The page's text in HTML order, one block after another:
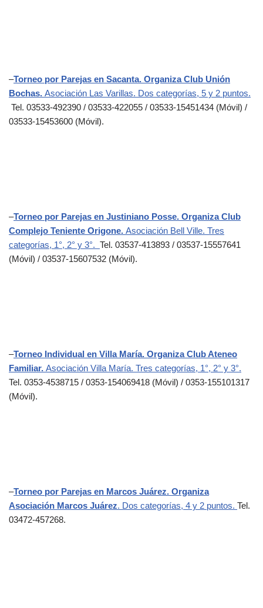
–Torneo por Parejas en Sacanta. Organiza Club Unión
Bochas. Asociación Las Varillas. Dos categorías, 5 y 2 puntos.
Tel. 03533-492390 / 03533-422055 / 03533-15451434 (Móvil) /
03533-15453600 (Móvil).
–Torneo por Parejas en Justiniano Posse. Organiza Club
Complejo Teniente Origone. Asociación Bell Ville. Tres
categorías, 1°, 2° y 3°. Tel. 03537-413893 / 03537-15557641
(Móvil) / 03537-15607532 (Móvil).
–Torneo Individual en Villa María. Organiza Club Ateneo
Familiar. Asociación Villa María. Tres categorías, 1°, 2° y 3°.
Tel. 0353-4538715 / 0353-154069418 (Móvil) / 0353-155101317
(Móvil).
–Torneo por Parejas en Marcos Juárez. Organiza
Asociación Marcos Juárez. Dos categorías, 4 y 2 puntos. Tel.
03472-457268.